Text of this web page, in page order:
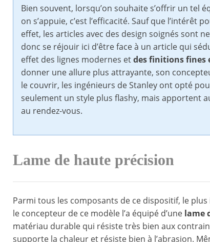
Bien souvent, lorsqu’on souhaite s’offrir un tel
on s’appuie, c’est l’efficacité. Sauf que
effet, les articles avec des design soignés sont
donc se réjouir ici d’être face à un article qui
effet des lignes modernes etdes finitions fines
donner une allure plus attrayante, son
le couvrir, les ingénieurs de Stanley ont opté
seulement un style plus flashy, mais apportent
au rendez-vous.
Lame de haute précision
Parmi tous les composants de ce dispositif, le
le concepteur de ce modèle l’a équipé d’une lame
matériau durable qui résiste très bien aux
supporte la chaleur et résiste bien à l’abrasion.